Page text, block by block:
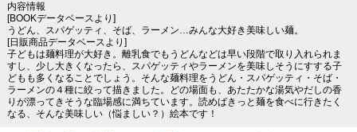
内容情報
[BOOKデータベースより]
うどん、スパゲッティ、そば、ラーメン…みんな大好き美味しい麺。
[日販商品データベースより]
子どもは麺料理が大好き。離乳食でもうどんなどは早い段階で取り入れられま
すし、少し大きくなったら、スパゲッティやラーメンを美味しそうにすする子
どもも多くなることでしょう。そんな麺料理をうどん・スパゲッティ・そば・
ラーメンの４種に絞って描きました。どの場面も、あたたかな湯気やだしの香
りが漂ってきそうな臨場感に満ちています。読めばきっと麺を食べに行きたく
なる、そんな美味しい（悩ましい？）絵本です！